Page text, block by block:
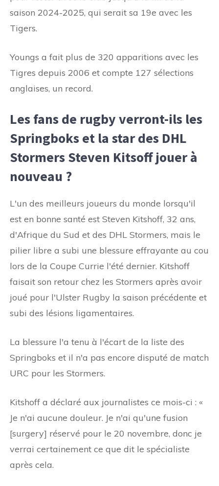
saison 2024-2025, qui serait sa 19e avec les
Tigers.
Youngs a fait plus de 320 apparitions avec les
Tigres depuis 2006 et compte 127 sélections
anglaises, un record.
Les fans de rugby verront-ils les
Springboks et la star des DHL
Stormers Steven Kitsoff jouer à
nouveau ?
L'un des meilleurs joueurs du monde lorsqu'il
est en bonne santé est Steven Kitshoff, 32 ans,
d'Afrique du Sud et des DHL Stormers, mais le
pilier libre a subi une blessure effrayante au cou
lors de la Coupe Currie l'été dernier. Kitshoff
faisait son retour chez les Stormers après avoir
joué pour l'Ulster Rugby la saison précédente et
subi des lésions ligamentaires.
La blessure l'a tenu à l'écart de la liste des
Springboks et il n'a pas encore disputé de match
URC pour les Stormers.
Kitshoff a déclaré aux journalistes ce mois-ci : «
Je n'ai aucune douleur. Je n'ai qu'une fusion
[surgery] réservé pour le 20 novembre, donc je
verrai certainement ce que dit le spécialiste
après cela.